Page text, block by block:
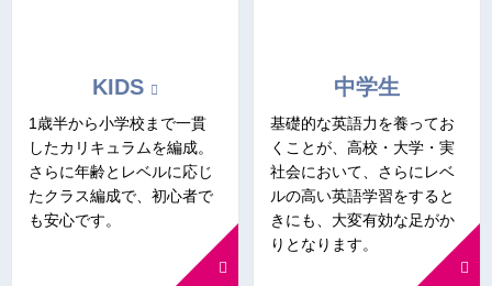
KIDS
1歳半から小学校まで一貫
したカリキュラムを編成。
さらに年齢とレベルに応じ
たクラス編成で、初心者で
も安心です。
中学生
基礎的な英語力を養ってお
くことが、高校・大学・実
社会において、さらにレベ
ルの高い英語学習をすると
きにも、大変有効な足がか
りとなります。